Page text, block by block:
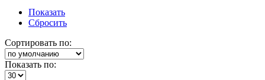
Показать
Сбросить
Сортировать по:
Показать по: